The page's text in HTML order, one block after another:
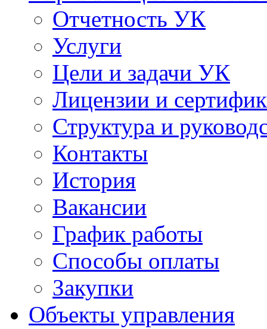
Отчетность УК
Услуги
Цели и задачи УК
Лицензии и
Структура и
Контакты
История
Вакансии
График работы
Способы оплаты
Закупки
Объекты управления